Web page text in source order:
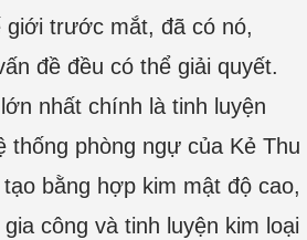
giới trước mắt, đã có nó,
đề đều có thể giải quyết.
nhất chính là tinh luyện
thống phòng ngự của Kẻ Thu
bằng hợp kim mật độ cao,
công và tinh luyện kim loại